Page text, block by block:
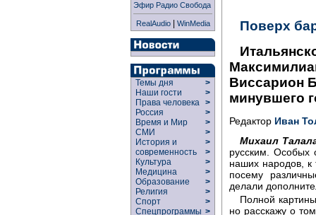
Эфир Радио Свобода
RealAudio| WinMedia
Темы дня
>
Наши гости
>
Права человека >
Россия
>
Время и Мир
>
СМИ
>
История и
современность
>
>
Культура
>
Медицина
>
Образование
>
Религия
>
Спорт
>
Спецпрограммы >
Поверх
Виссарион
минувшего
Редактор Иван
Михаил
русским. Особых
наших народов,
посему
делали
Полной
но расскажу о